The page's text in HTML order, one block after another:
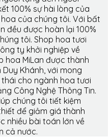
100% sự hài lòng của
của chúng tôi. Với bất
đều được hoàn lại 100%
tôi. Shop hoa tươi
ty khởi nghiệp về
hoa MiLan được thành
Khánh, với mong
cho ngành hoa tươi
Công Nghệ Thông Tin.
chúng tôi tiết kiệm
để giảm giá thành
nhiều bài toán lớn về
cả nước.